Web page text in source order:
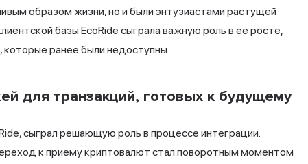
образом жизни, но и были энтузиастами растущей
базы EcoRide сыграла важную роль в ее росте,
которые ранее были недоступны.
для транзакций, готовых к будущему
сыграл решающую роль в процессе интеграции.
к приему криптовалют стал поворотным моментом